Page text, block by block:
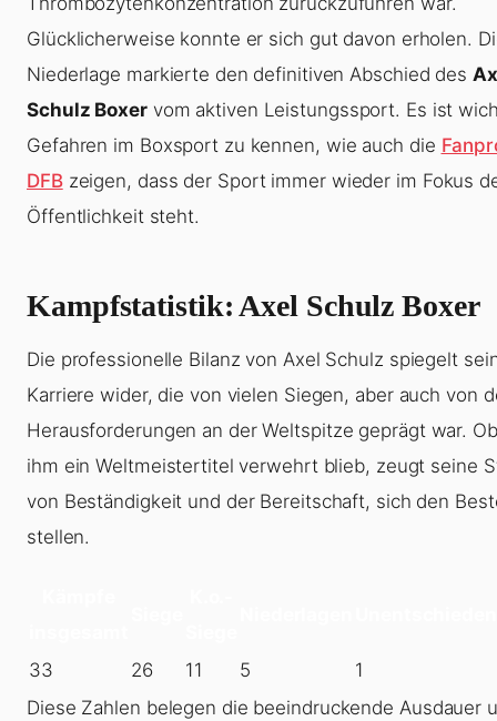
Glücklicherweise konnte er sich gut davon erholen.
Niederlage markierte den definitiven Abschied des
Schulz Boxervom aktiven Leistungssport. Es ist
Gefahren im Boxsport zu kennen, wie auch die
DFBzeigen, dass der Sport immer wieder im Fokus
Öffentlichkeit steht.
Kampfstatistik: Axel Schulz Boxer
Die professionelle Bilanz von Axel Schulz spiegelt
Karriere wider, die von vielen Siegen, aber auch von
Herausforderungen an der Weltspitze geprägt war.
ihm ein Weltmeistertitel verwehrt blieb, zeugt seine
von Beständigkeit und der Bereitschaft, sich den
stellen.
33 26 11 5
1
Diese Zahlen belegen die beeindruckende Ausdauer